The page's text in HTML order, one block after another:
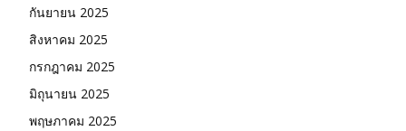
กันยายน 2025
สิงหาคม 2025
กรกฎาคม 2025
มิถุนายน 2025
พฤษภาคม 2025